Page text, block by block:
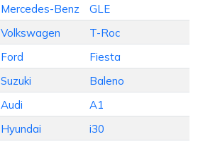
Mercedes-Benz GLE
Volkswagen T-Roc
Ford Fiesta
Suzuki Baleno
Audi A1
Hyundai i30